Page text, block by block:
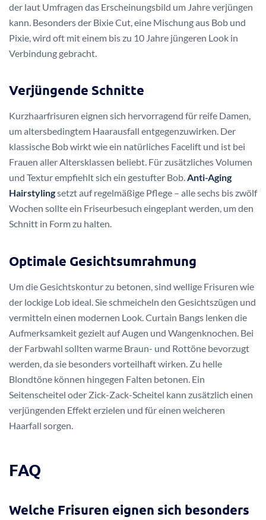
der laut Umfragen das Erscheinungsbild um Jahre verjüngen
kann. Besonders der Bixie Cut, eine Mischung aus Bob und
Pixie, wird oft mit einem bis zu 10 Jahre jüngeren Look in
Verbindung gebracht.
Verjüngende Schnitte
Kurzhaarfrisuren eignen sich hervorragend für reife Damen,
um altersbedingtem Haarausfall entgegenzuwirken. Der
klassische Bob wirkt wie ein natürliches Facelift und ist bei
Frauen aller Altersklassen beliebt. Für zusätzliches Volumen
und Textur empfiehlt sich ein gestufter Bob.Anti-Aging
Hairstylingsetzt auf regelmäßige Pflege – alle sechs bis zwölf
Wochen sollte ein Friseurbesuch eingeplant werden, um den
Schnitt in Form zu halten.
Optimale Gesichtsumrahmung
Um die Gesichtskontur zu betonen, sind wellige Frisuren wie
der lockige Lob ideal. Sie schmeicheln den Gesichtszügen und
vermitteln einen modernen Look. Curtain Bangs lenken die
Aufmerksamkeit gezielt auf Augen und Wangenknochen. Bei
der Farbwahl sollten warme Braun- und Rottöne bevorzugt
werden, da sie besonders vorteilhaft wirken. Zu helle
Blondtöne können hingegen Falten betonen. Ein
Seitenscheitel oder Zick-Zack-Scheitel kann zusätzlich einen
verjüngenden Effekt erzielen und für einen weicheren
Haarfall sorgen.
FAQ
Welche Frisuren eignen sich besonders